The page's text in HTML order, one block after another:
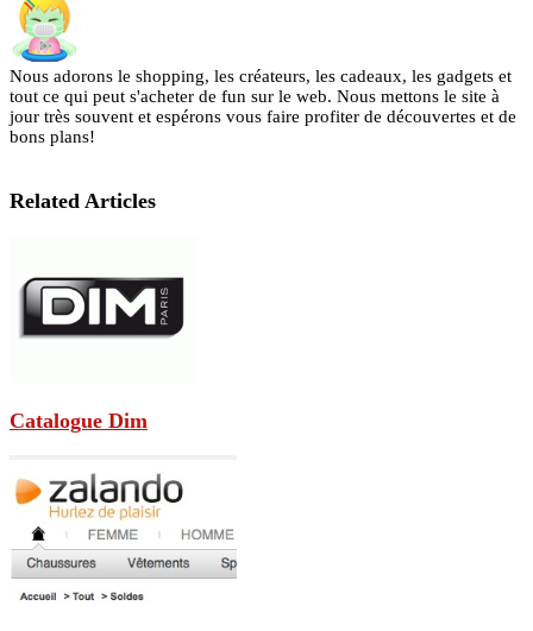
Nous adorons le shopping, les créateurs, les cadeaux, les gadgets et
tout ce qui peut s'acheter de fun sur le web. Nous mettons le site à
jour très souvent et espérons vous faire profiter de découvertes et de
bons plans!
Related Articles
Catalogue Dim